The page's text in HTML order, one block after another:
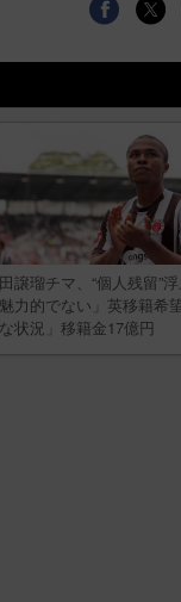
譲瑠チマ、“個人残留”
魅力的でない」英移籍希
状況」移籍金17億円